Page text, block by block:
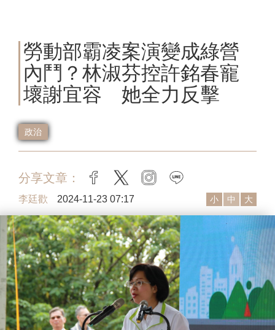
勞動部霸凌案演變成綠營
內鬥？林淑芬控許銘春寵
壞謝宜容 她全力反擊
政治
分享文章： facebook
twitter instagram
李廷歡 2024-11-23 07:17 小 中 大